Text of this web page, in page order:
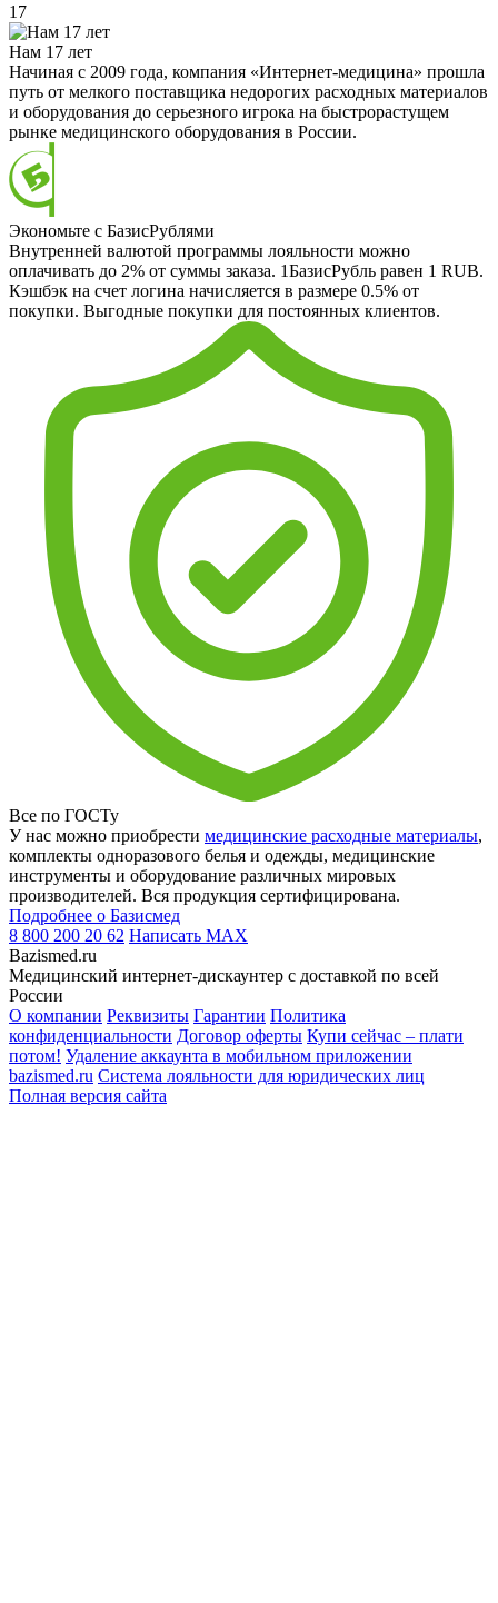
17
Нам 17 лет
Начиная с 2009 года, компания «Интернет-медицина» прошла
путь от мелкого поставщика недорогих расходных материалов
и оборудования до серьезного игрока на быстрорастущем
рынке медицинского оборудования в России.
Экономьте с БазисРублями
Внутренней валютой программы лояльности можно
оплачивать до 2% от суммы заказа. 1БазисРубль равен 1 RUB.
Кэшбэк на счет логина начисляется в размере 0.5% от
покупки. Выгодные покупки для постоянных клиентов.
Все по ГОСТу
У нас можно приобрести медицинские расходные материалы,
комплекты одноразового белья и одежды, медицинские
инструменты и оборудование различных мировых
производителей. Вся продукция сертифицирована.
Подробнее о Базисмед
8 800 200 20 62 Написать MAX
Bazismed.ru
Медицинский интернет-дискаунтер с доставкой по всей
России
О компании Реквизиты Гарантии Политика
конфиденциальности Договор оферты Купи сейчас – плати
потом! Удаление аккаунта в мобильном приложении
bazismed.ru Система лояльности для юридических лиц
Полная версия сайта